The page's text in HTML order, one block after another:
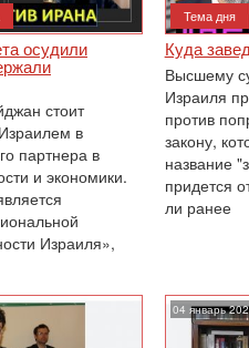
осудили
стоит
в
партнера в
и экономики.
Израиля»,
Тема дня
Куда
Высшему
Израиля
против
закону,
название
придется
ли ранее
04 январь